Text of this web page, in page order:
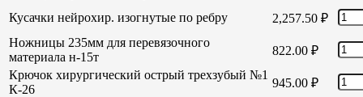
Кусачки нейрохир. изогнутые по ребру 2,257.50 ₽
Ножницы 235мм для перевязочного
материала н-15т
822.00 ₽
Крючок хирургический острый трехзубый №1
К-26
945.00 ₽